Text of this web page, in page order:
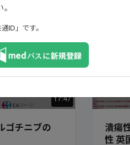
17:47
ゴチニブの
潰瘍
性 英
ID」です。